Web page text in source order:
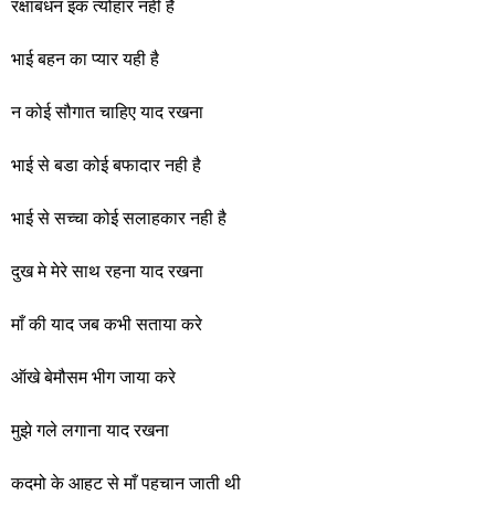
रक्षाबंधन इक त्योहार नही है
भाई बहन का प्यार यही है
न कोई सौगात चाहिए याद रखना
भाई से बडा कोई बफादार नही है
भाई से सच्चा कोई सलाहकार नही है
दुख मे मेरे साथ रहना याद रखना
माँ की याद जब कभी सताया करे
ऑखे बेमौसम भीग जाया करे
मुझे गले लगाना याद रखना
कदमो के आहट से माँ पहचान जाती थी